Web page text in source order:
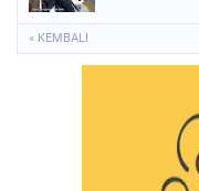
« KEMBALI